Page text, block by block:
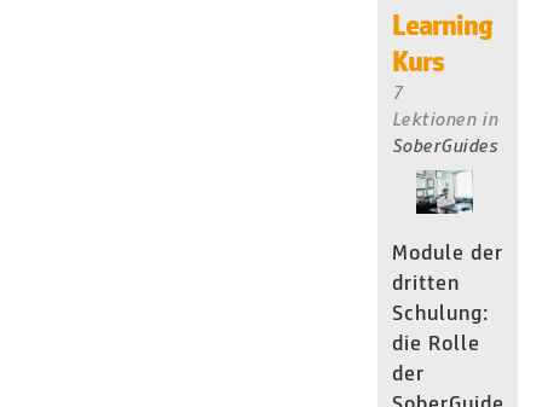
Learning
Kurs
7
Lektionen in
SoberGuides
Module der
dritten
Schulung:
die Rolle
der